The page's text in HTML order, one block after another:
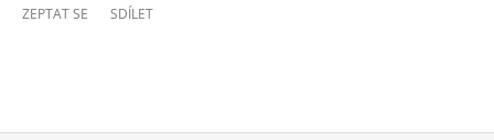
ZEPTAT SE SDÍLET